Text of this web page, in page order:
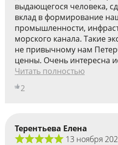
выдающегося человека,
вклад в формирование
промышленности,
морского канала. Такие
не привычному нам
ценны. Очень интересна
Читать полностью
2
Терентьева Елена
13 ноября